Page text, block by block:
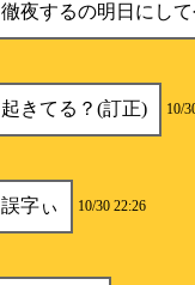
徹夜するの明日にし
起きてる？(訂正) 10/
誤字ぃ 10/30 22:26